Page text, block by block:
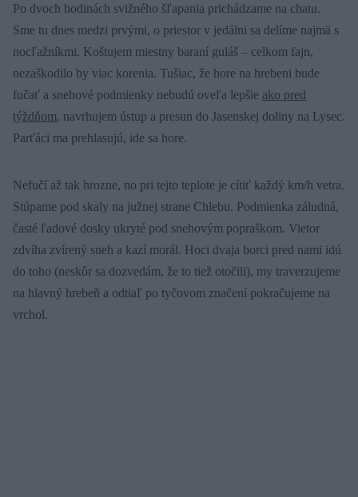
Po dvoch hodinách svižného šľapania prichádzame na chatu.
Sme tu dnes medzi prvými, o priestor v jedálni sa delíme najmä s
nocľažníkmi. Koštujem miestny baraní guláš – celkom fajn,
nezaškodilo by viac korenia. Tušiac, že hore na hrebeni bude
fučať a snehové podmienky nebudú oveľa lepšie ako pred
týždňom, navrhujem ústup a presun do Jasenskej doliny na Lysec.
Parťáci ma prehlasujú, ide sa hore.
Nefučí až tak hrozne, no pri tejto teplote je cítiť každý km/h vetra.
Stúpame pod skaly na južnej strane Chlebu. Podmienka záludná,
časté ľadové dosky ukryté pod snehovým popraškom. Vietor
zdvíha zvírený sneh a kazí morál. Hoci dvaja borci pred nami idú
do toho (neskôr sa dozvedám, že to tiež otočili), my traverzujeme
na hlavný hrebeň a odtiaľ po tyčovom značení pokračujeme na
vrchol.